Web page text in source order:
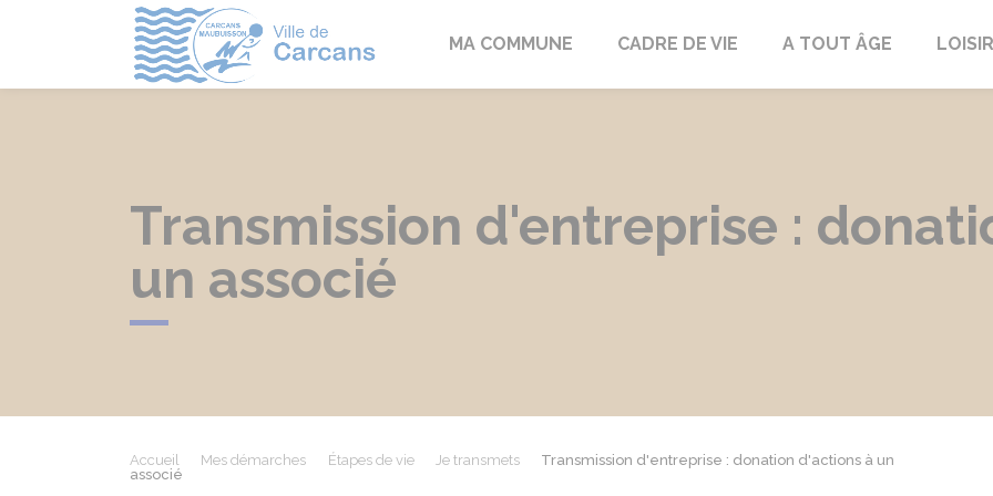
CarcansMA COMMUNE CADRE DE VIE A TOUT ÂGE
Transmission d'entreprise :
un associé
Accueil Mes démarches Étapes de vie Je transmets
Transmission d'entreprise : donation d'actions à un
associé